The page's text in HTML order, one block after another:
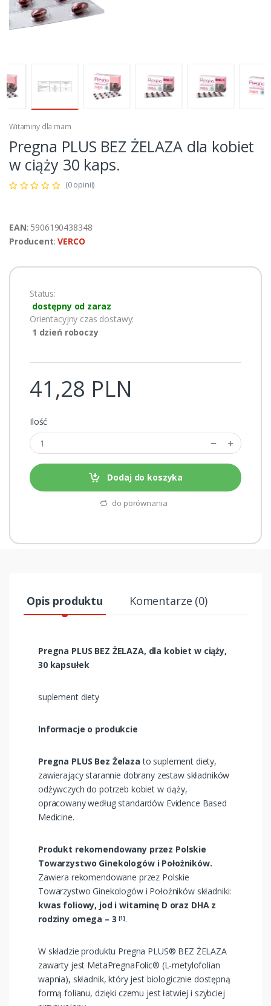
Witaminy dla mam
Pregna PLUS BEZ ŻELAZA dla kobiet
w ciąży 30 kaps.
(0 opinii)
EAN: 5906190438348
Producent:VERCO
Status:
dostępny od zaraz
Orientacyjny czas dostawy:
1 dzień roboczy
41,28 PLN
Ilość
Dodaj do koszyka
do porównania
Opis produktu Komentarze (0)
Pregna PLUS BEZ ŻELAZA, dla kobiet w ciąży,
30 kapsułek
suplement diety
Informacje o produkcie
Pregna PLUS Bez Żelazato suplement diety,
zawierający starannie dobrany zestaw składników
odżywczych do potrzeb kobiet w ciąży,
opracowany według standardów Evidence Based
Medicine.
Produkt rekomendowany przez Polskie
Towarzystwo Ginekologów i Położników.
Zawiera rekomendowane przez Polskie
Towarzystwo Ginekologów i Położników składniki:
kwas foliowy, jod i witaminę D oraz DHA z
rodziny omega – 3[1].
W składzie produktu Pregna PLUS® BEZ ŻELAZA
zawarty jest MetaPregnaFolic® (L-metylofolian
wapnia), składnik, który jest biologicznie dostępną
formą folianu, dzięki czemu jest łatwiej i szybciej